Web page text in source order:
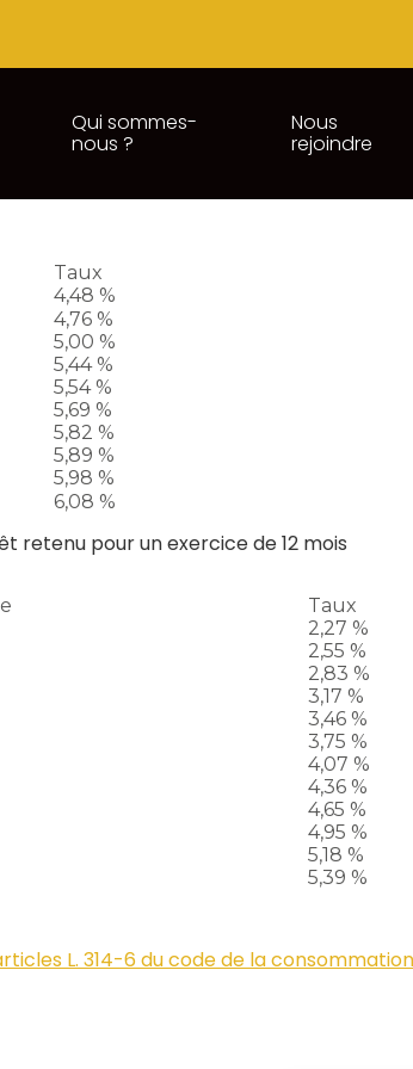
Qui sommes-
nous ?
Nous
rejoindre
COURANTS
Taux
4,48 %
4,76 %
5,00 %
5,44 %
5,54 %
5,69 %
5,82 %
5,89 %
5,98 %
6,08 %
retenu pour un exercice de 12 mois
Taux
2,27 %
2,55 %
2,83 %
3,17 %
3,46 %
3,75 %
4,07 %
4,36 %
4,65 %
4,95 %
5,18 %
5,39 %
L. 314-6 du code de la